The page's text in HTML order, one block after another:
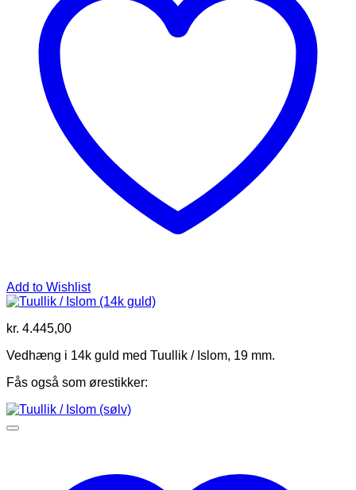
Add to Wishlist
kr. 4.445,00
Vedhæng i 14k guld med Tuullik / Islom, 19 mm.
Fås også som ørestikker: